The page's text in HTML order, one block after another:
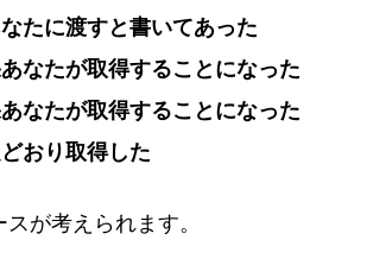
たに渡すと書いてあった
なたが取得することになった
なたが取得することになった
おり取得した
が考えられます。